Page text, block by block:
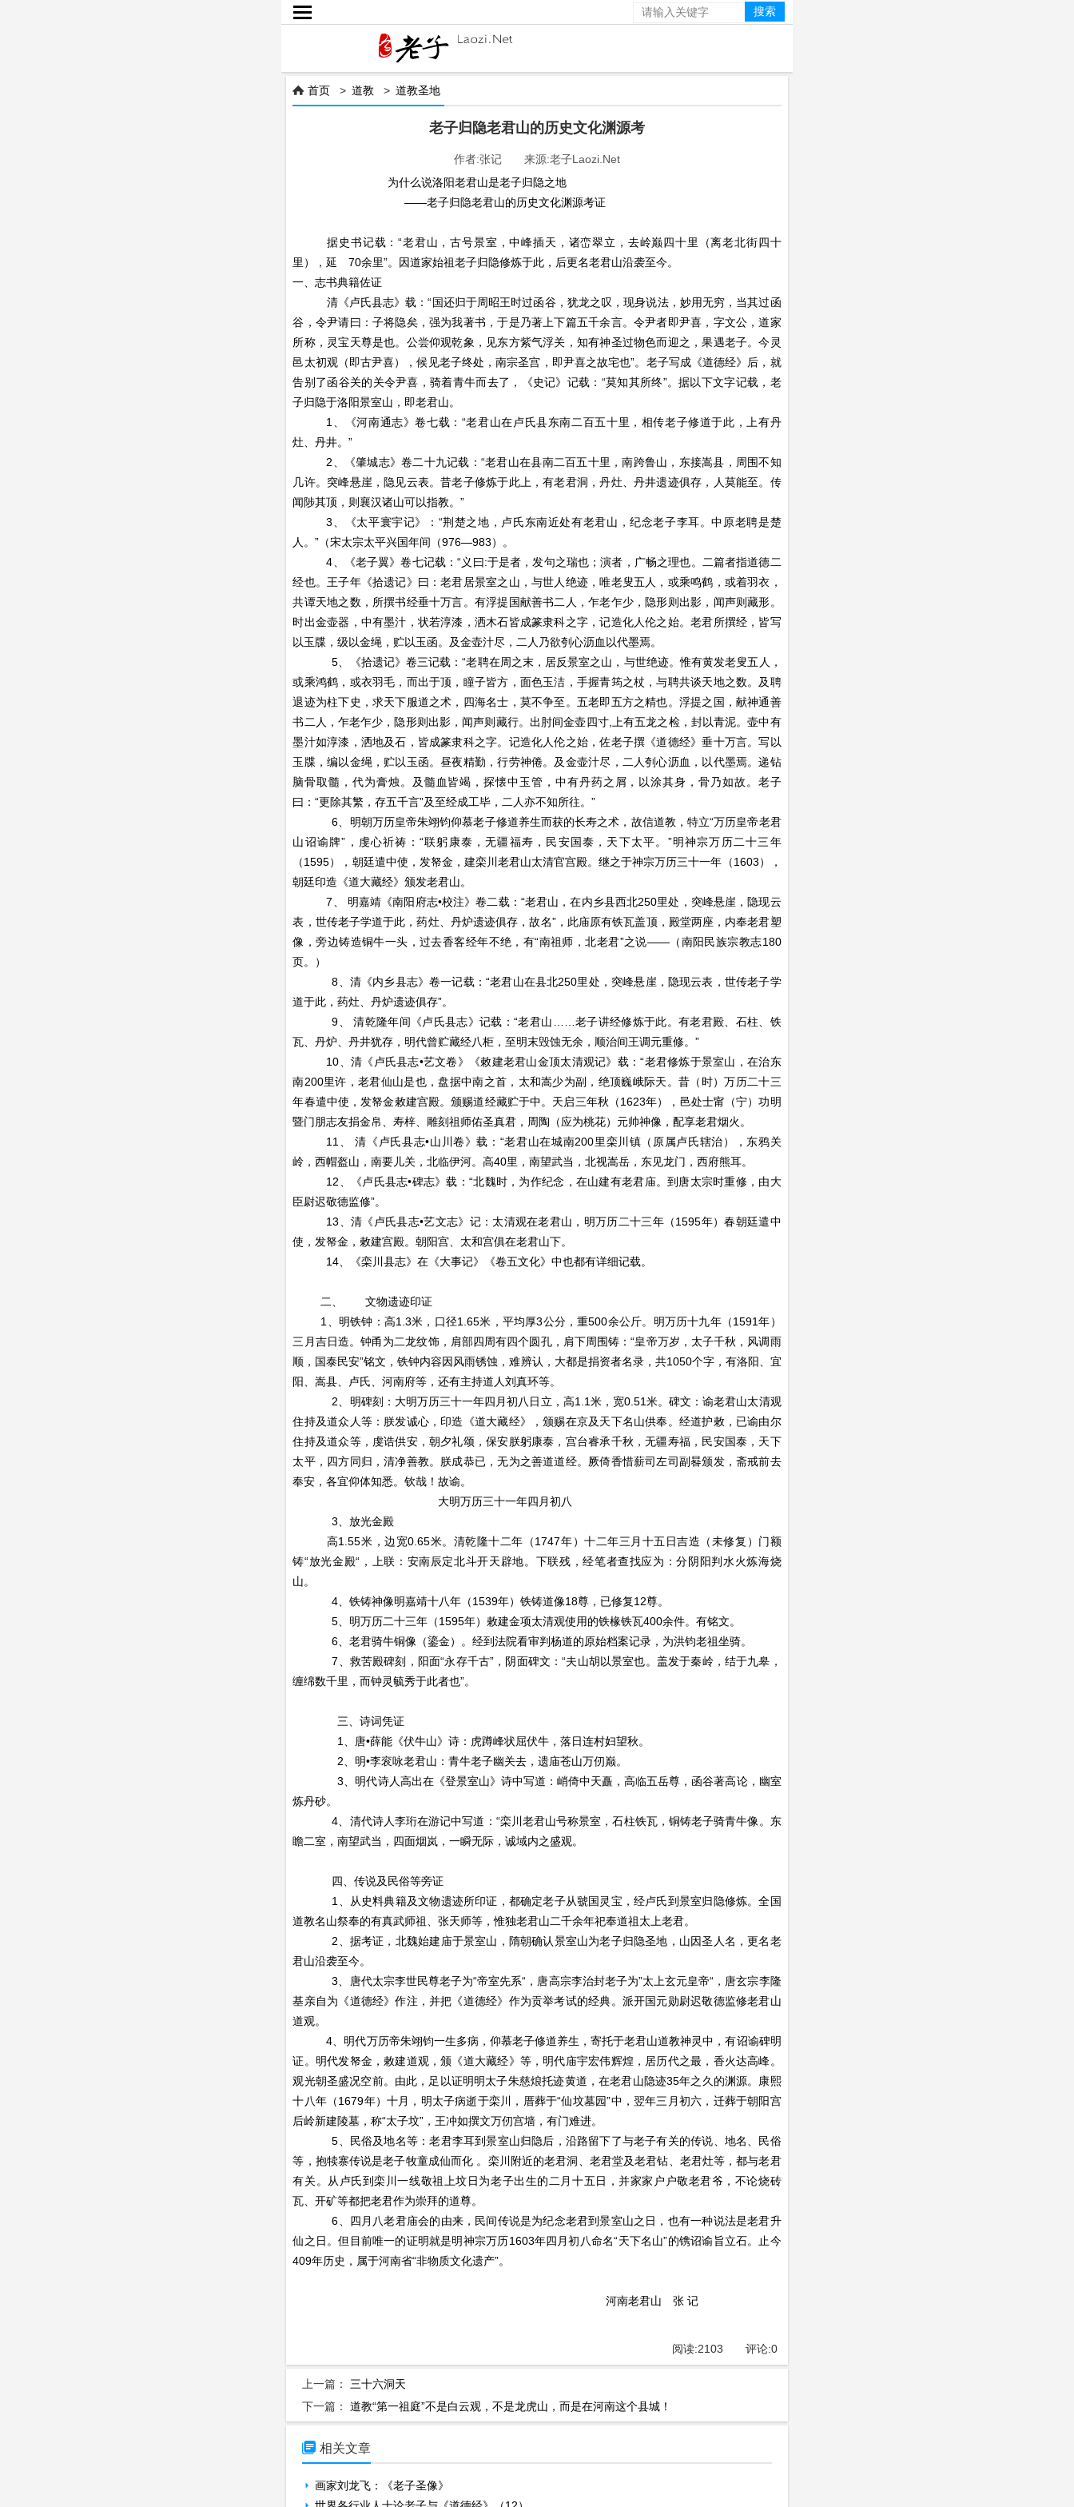

 首页 >道教 >道教圣地
老子归隐老君山的历史文化渊源考
作者:张记 来源:老子Laozi.Net
为什么说洛阳老君山是老子归隐之地
——老子归隐老君山的历史文化渊源考证
据史书记载：“老君山，古号景室，中峰插天，诸峦翠立，去岭巅四十里（离老北街四十
里），延 70余里”。因道家始祖老子归隐修炼于此，后更名老君山沿袭至今。
一、志书典籍佐证
清《卢氏县志》载：“国还归于周昭王时过函谷，犹龙之叹，现身说法，妙用无穷，当其过函
谷，令尹请曰：子将隐矣，强为我著书，于是乃著上下篇五千余言。令尹者即尹喜，字文公，道家
所称，灵宝天尊是也。公尝仰观乾象，见东方紫气浮关，知有神圣过物色而迎之，果遇老子。今灵
邑太初观（即古尹喜），候见老子终处，南宗圣宫，即尹喜之故宅也”。老子写成《道德经》后，就
告别了函谷关的关令尹喜，骑着青牛而去了，《史记》记载：“莫知其所终”。据以下文字记载，老
子归隐于洛阳景室山，即老君山。
1、《河南通志》卷七载：“老君山在卢氏县东南二百五十里，相传老子修道于此，上有丹
灶、丹井。”
2、《肇城志》卷二十九记载：“老君山在县南二百五十里，南跨鲁山，东接嵩县，周围不知
几许。突峰悬崖，隐见云表。昔老子修炼于此上，有老君洞，丹灶、丹井遗迹俱存，人莫能至。传
闻陟其顶，则襄汉诸山可以指教。”
3、《太平寰宇记》：“荆楚之地，卢氏东南近处有老君山，纪念老子李耳。中原老聘是楚
人。”（宋太宗太平兴国年间（976—983）。
4、《老子翼》卷七记载：“义曰:于是者，发句之瑞也；演者，广畅之理也。二篇者指道德二
经也。王子年《拾遗记》曰：老君居景室之山，与世人绝迹，唯老叟五人，或乘鸣鹤，或着羽衣，
共谭天地之数，所撰书经垂十万言。有浮提国献善书二人，乍老乍少，隐形则出影，闻声则藏形。
时出金壶器，中有墨汁，状若淳漆，洒木石皆成篆隶科之字，记造化人伦之始。老君所撰经，皆写
以玉牒，级以金绳，贮以玉函。及金壶汁尽，二人乃欲刳心沥血以代墨焉。
5、《拾遗记》卷三记载：“老聘在周之末，居反景室之山，与世绝迹。惟有黄发老叟五人，
或乘鸿鹤，或衣羽毛，而出于顶，瞳子皆方，面色玉洁，手握青筠之杖，与聘共谈天地之数。及聘
退迹为柱下史，求天下服道之术，四海名士，莫不争至。五老即五方之精也。浮提之国，献神通善
书二人，乍老乍少，隐形则出影，闻声则藏行。出肘间金壶四寸,上有五龙之检，封以青泥。壶中有
墨汁如淳漆，洒地及石，皆成篆隶科之字。记造化人伦之始，佐老子撰《道德经》垂十万言。写以
玉牒，编以金绳，贮以玉函。昼夜精勤，行劳神倦。及金壶汁尽，二人刳心沥血，以代墨焉。递钻
脑骨取髓，代为膏烛。及髓血皆竭，探懐中玉管，中有丹药之屑，以涂其身，骨乃如故。老子
曰：“更除其繁，存五千言”及至经成工毕，二人亦不知所往。”
6、明朝万历皇帝朱翊钧仰慕老子修道养生而获的长寿之术，故信道教，特立“万历皇帝老君
山诏谕牌”，虔心祈祷：“联躬康泰，无疆福寿，民安国泰，天下太平。”明神宗万历二十三年
（1595），朝廷遣中使，发帑金，建栾川老君山太清官宫殿。继之于神宗万历三十一年（1603），
朝廷印造《道大藏经》颁发老君山。
7、 明嘉靖《南阳府志•校注》卷二载：“老君山，在内乡县西北250里处，突峰悬崖，隐现云
表，世传老子学道于此，药灶、丹炉遗迹俱存，故名”，此庙原有铁瓦盖顶，殿堂两座，内奉老君塑
像，旁边铸造铜牛一头，过去香客经年不绝，有“南祖师，北老君”之说——（南阳民族宗教志180
页。）
8、清《内乡县志》卷一记载：“老君山在县北250里处，突峰悬崖，隐现云表，世传老子学
道于此，药灶、丹炉遗迹俱存”。
9、 清乾隆年间《卢氏县志》记载：“老君山……老子讲经修炼于此。有老君殿、石柱、铁
瓦、丹炉、丹井犹存，明代曾贮藏经八柜，至明末毁蚀无余，顺治间王调元重修。”
10、清《卢氏县志•艺文卷》《敕建老君山金顶太清观记》载：“老君修炼于景室山，在治东
南200里许，老君仙山是也，盘据中南之首，太和嵩少为副，绝顶巍峨际天。昔（时）万历二十三
年春遣中使，发帑金敕建宫殿。颁赐道经藏贮于中。天启三年秋（1623年），邑处士甯（宁）功明
暨门朋志友捐金帛、寿梓、雕刻祖师佑圣真君，周陶（应为桃花）元帅神像，配享老君烟火。
11、 清《卢氏县志•山川卷》载：“老君山在城南200里栾川镇（原属卢氏辖治），东鸦关
岭，西帽盔山，南要儿关，北临伊河。高40里，南望武当，北视嵩岳，东见龙门，西府熊耳。
12、《卢氏县志•碑志》载：“北魏时，为作纪念，在山建有老君庙。到唐太宗时重修，由大
臣尉迟敬德监修”。
13、清《卢氏县志•艺文志》记：太清观在老君山，明万历二十三年（1595年）春朝廷遣中
使，发帑金，敕建宫殿。朝阳宫、太和宫俱在老君山下。
14、《栾川县志》在《大事记》《卷五文化》中也都有详细记载。
二、 文物遗迹印证
1、明铁钟：高1.3米，口径1.65米，平均厚3公分，重500余公斤。明万历十九年（1591年）
三月吉日造。钟甬为二龙纹饰，肩部四周有四个圆孔，肩下周围铸：“皇帝万岁，太子千秋，风调雨
顺，国泰民安”铭文，铁钟内容因风雨锈蚀，难辨认，大都是捐资者名录，共1050个字，有洛阳、宜
阳、嵩县、卢氏、河南府等，还有主持道人刘真环等。
2、明碑刻：大明万历三十一年四月初八日立，高1.1米，宽0.51米。碑文：谕老君山太清观
住持及道众人等：朕发诚心，印造《道大藏经》，颁赐在京及天下名山供奉。经道护敕，已谕由尔
住持及道众等，虔诰供安，朝夕礼颂，保安朕躬康泰，宫台睿承千秋，无疆寿福，民安国泰，天下
太平，四方同归，清净善教。朕成恭已，无为之善道道经。厥倚香惜薪司左司副晷颁发，斋戒前去
奉安，各宜仰体知悉。钦哉！故谕。
大明万历三十一年四月初八
3、放光金殿
高1.55米，边宽0.65米。清乾隆十二年（1747年）十二年三月十五日吉造（未修复）门额
铸“放光金殿“，上联：安南辰定北斗开天辟地。下联残，经笔者查找应为：分阴阳判水火炼海烧
山。
4、铁铸神像明嘉靖十八年（1539年）铁铸道像18尊，已修复12尊。
5、明万历二十三年（1595年）敕建金项太清观使用的铁椽铁瓦400余件。有铭文。
6、老君骑牛铜像（鎏金）。经到法院看审判杨道的原始档案记录，为洪钧老祖坐骑。
7、救苦殿碑刻，阳面“永存千古”，阴面碑文：“夫山胡以景室也。盖发于秦岭，结于九皋，
缠绵数千里，而钟灵毓秀于此者也”。
三、诗词凭证
1、唐•薛能《伏牛山》诗：虎蹲峰状屈伏牛，落日连村妇望秋。
2、明•李衮咏老君山：青牛老子幽关去，遗庙苍山万仞巅。
3、明代诗人高出在《登景室山》诗中写道：峭倚中天矗，高临五岳尊，函谷著高论，幽室
炼丹砂。
4、清代诗人李珩在游记中写道：“栾川老君山号称景室，石柱铁瓦，铜铸老子骑青牛像。东
瞻二室，南望武当，四面烟岚，一瞬无际，诚域内之盛观。
四、传说及民俗等旁证
1、从史料典籍及文物遗迹所印证，都确定老子从虢国灵宝，经卢氏到景室归隐修炼。全国
道教名山祭奉的有真武师祖、张天师等，惟独老君山二千余年祀奉道祖太上老君。
2、据考证，北魏始建庙于景室山，隋朝确认景室山为老子归隐圣地，山因圣人名，更名老
君山沿袭至今。
3、唐代太宗李世民尊老子为“帝室先系“，唐高宗李治封老子为”太上玄元皇帝“，唐玄宗李隆
基亲自为《道德经》作注，并把《道德经》作为贡举考试的经典。派开国元勋尉迟敬德监修老君山
道观。
4、明代万历帝朱翊钧一生多病，仰慕老子修道养生，寄托于老君山道教神灵中，有诏谕碑明
证。明代发帑金，敕建道观，颁《道大藏经》等，明代庙宇宏伟辉煌，居历代之最，香火达高峰。
观光朝圣盛况空前。由此，足以证明明太子朱慈烺托迹黄道，在老君山隐迹35年之久的渊源。康熙
十八年（1679年）十月，明太子病逝于栾川，厝葬于“仙坟墓园”中，翌年三月初六，迁葬于朝阳宫
后岭新建陵墓，称“太子坟”，王冲如撰文万仞宫墙，有门难进。
5、民俗及地名等：老君李耳到景室山归隐后，沿路留下了与老子有关的传说、地名、民俗
等，抱犊寨传说是老子牧童成仙而化 。栾川附近的老君洞、老君堂及老君钻、老君灶等，都与老君
有关。从卢氏到栾川一线敬祖上坟日为老子出生的二月十五日，并家家户户敬老君爷，不论烧砖
瓦、开矿等都把老君作为崇拜的道尊。
6、四月八老君庙会的由来，民间传说是为纪念老君到景室山之日，也有一种说法是老君升
仙之日。但目前唯一的证明就是明神宗万历1603年四月初八命名“天下名山”的镌诏谕旨立石。止今
409年历史，属于河南省“非物质文化遗产”。
河南老君山 张 记
阅读:2103 评论:0
上一篇： 三十六洞天
下一篇：道教“第一祖庭”不是白云观，不是龙虎山，而是在河南这个县城！
 相关文章
画家刘龙飞：《老子圣像》